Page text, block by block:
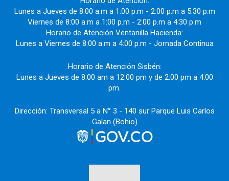
Lunes a Jueves de 8:00 a.m a 1:00 p.m - 2:00 p.m a 5:30 p.m
Viernes de 8:00 a.m a 1:00 p.m - 2:00 p.m a 4:30 p.m
Horario de Atención Ventanilla Hacienda:
Lunes a Viernes de 8:00 a.m a 4:00 p.m - Jornada Continua
Horario de Atención Sisbén:
Lunes a Jueves de 8:00 am a 12:00 pm y de 2:00 pm a 4:00
pm.
Dirección: Transversal 5 a N° 3 - 140 sur Parque Luis Carlos
Galan (Bohio)